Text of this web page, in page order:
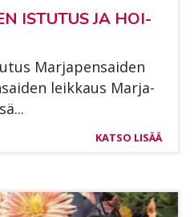
IS­TU­TUS JA HOI­
Mar­ja­pen­sai­den
leik­kaus Mar­ja­
KATSO LISÄÄ